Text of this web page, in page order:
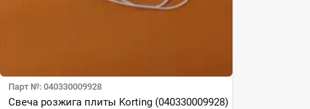
Парт №: 040330009928
Свеча розжига плиты Korting (040330009928)